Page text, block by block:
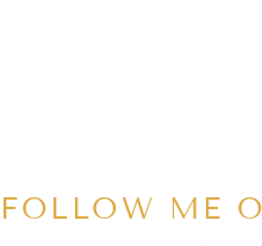
FOLLOW ME